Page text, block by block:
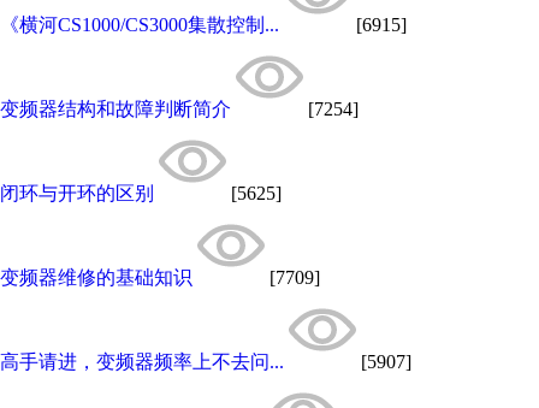
《横河CS1000/CS3000集散控制... [6915]
变频器结构和故障判断简介 [7254]
闭环与开环的区别 [5625]
变频器维修的基础知识 [7709]
高手请进，变频器频率上不去问... [5907]